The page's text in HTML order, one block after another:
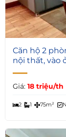
4
Căn hộ 2
nội thất, vào
Giá: 18 triệu/th
2 1 75m²